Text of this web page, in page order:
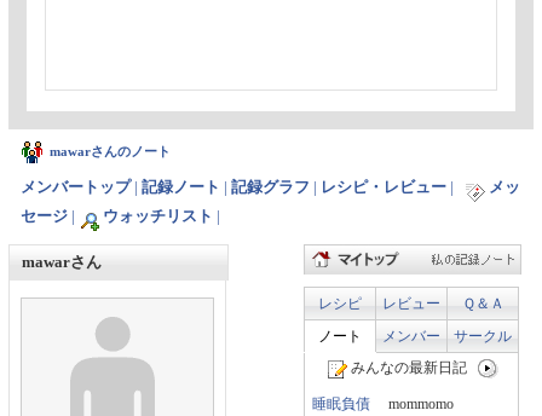
mawarさんのノート
メンバートップ| 記録ノート 記録グラフ レシピ・レビュー
メッ
セージ
ウォッチリスト
mawarさん
レシピ レビュー
Ｑ＆Ａ
ノート
メンバー
サークル
みんなの最新日記
睡眠負債 mommomo